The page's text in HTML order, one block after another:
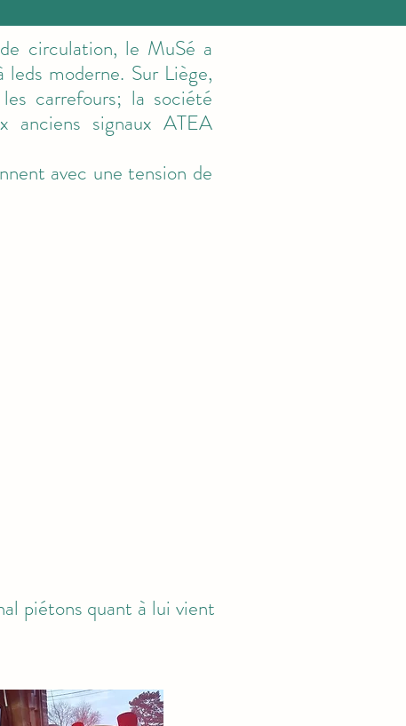
circulation, le MuSé a
moderne. Sur Liège,
carrefours; la société
anciens signaux ATEA
avec une tension de
piétons quant à lui vient